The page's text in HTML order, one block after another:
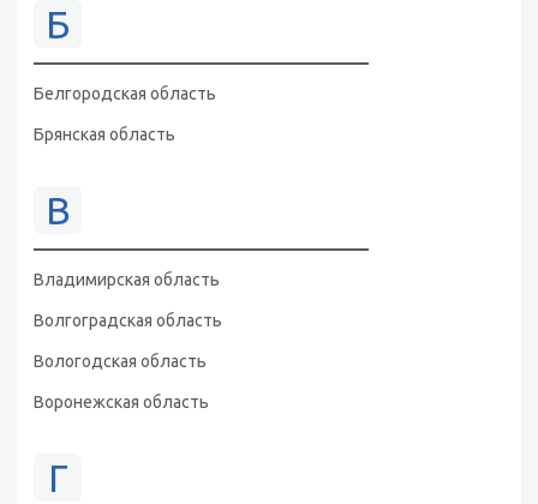
Б
Белгородская область
Брянская область
В
Владимирская область
Волгоградская область
Вологодская область
Воронежская область
Г